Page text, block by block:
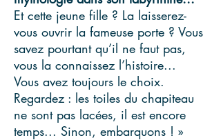
Et cette jeune fille ? La laisserez-
vous ouvrir la fameuse porte ? Vous
savez pourtant qu’il ne faut pas,
vous la connaissez l’histoire...
Vous avez toujours le choix.
Regardez : les toiles du chapiteau
ne sont pas lacées, il est encore
temps... Sinon, embarquons ! »